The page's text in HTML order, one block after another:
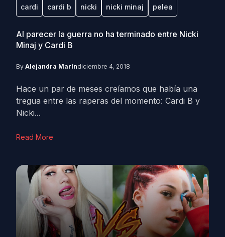
cardi cardi b nicki nicki minaj pelea
Al parecer la guerra no ha terminado entre Nicki
Minaj y Cardi B
By Alejandra Maríndiciembre 4, 2018
Hace un par de meses creíamos que había una
tregua entre las raperas del momento: Cardi B y
Nicki...
Read More